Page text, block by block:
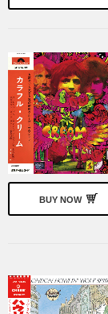
BUY NOW